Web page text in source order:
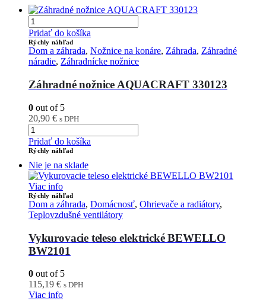
Pridať do košíka
Rýchly náhľad
Dom a záhrada, Nožnice na konáre, Záhrada, Záhradné
náradie, Záhradnícke nožnice
Záhradné nožnice AQUACRAFT 330123
0 out of 5
20,90 € s DPH
Pridať do košíka
Rýchly náhľad
Nie je na sklade
Viac info
Rýchly náhľad
Dom a záhrada, Domácnosť, Ohrievače a radiátory,
Teplovzdušné ventilátory
Vykurovacie teleso elektrické BEWELLO
BW2101
0 out of 5
115,19 € s DPH
Viac info